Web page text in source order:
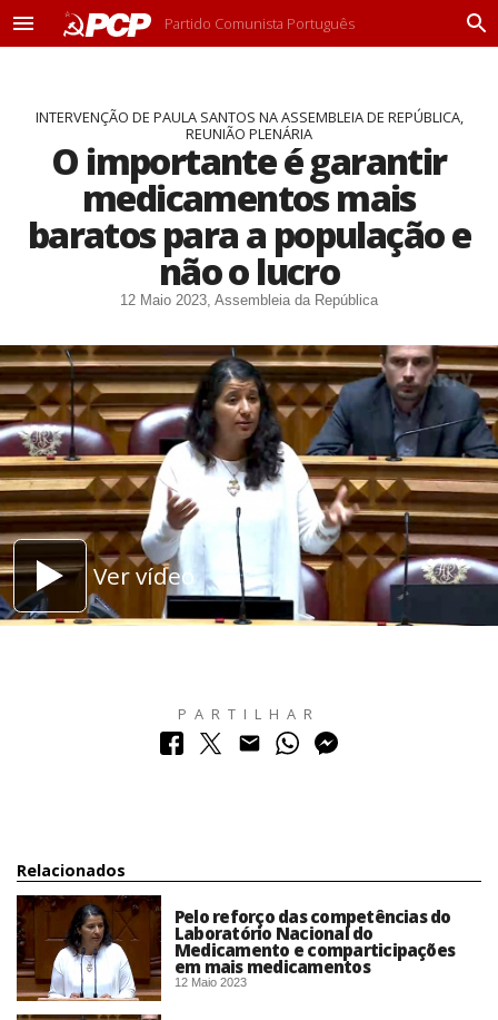
M
Partido Comunista Português
P
INTERVENÇÃO DE PAULA SANTOS NA ASSEMBLEIA DE REPÚBLICA,
REUNIÃO PLENÁRIA
O importante é garantir
medicamentos mais
baratos para a população e
não o lucro
12 Maio 2023, Assembleia da República
Ver vídeo
PARTILHAR
Relacionados
Pelo reforço das competências do
Laboratório Nacional do
Medicamento e comparticipações
em mais medicamentos
12 Maio 2023